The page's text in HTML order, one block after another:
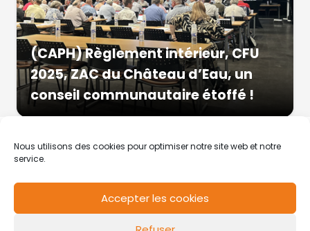
Nous utilisons des cookies pour optimiser notre site web et notre
service.
Accepter les cookies
(CAPH) Règlement intérieur, CFU
2025, ZAC du Château d’Eau, un
conseil communautaire étoffé !